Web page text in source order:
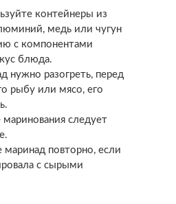
контейнеры из
медь или чугун
с компонентами
блюда.
нужно разогреть, перед
рыбу или мясо, его
следует
маринад повторно, если
с сырыми